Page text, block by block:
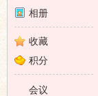
相册
收藏
积分
会议